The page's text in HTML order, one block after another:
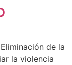
de la
la violencia